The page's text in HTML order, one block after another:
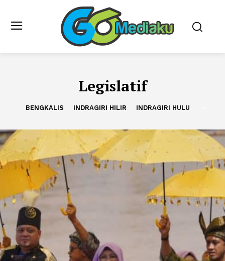
Legislatif
BENGKALIS INDRAGIRI HILIR INDRAGIRI HULU